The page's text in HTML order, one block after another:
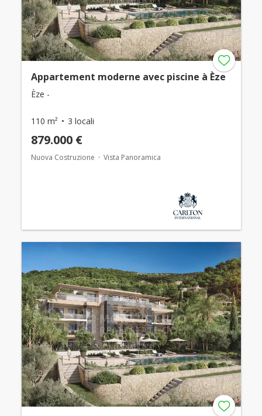
Appartement moderne avec piscine à Èze
Èze -
110 m² 3 locali
879.000 €
Nuova Costruzione Vista Panoramica